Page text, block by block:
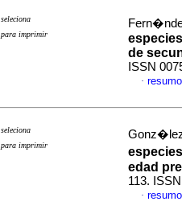
seleciona
para imprimir
de
ISSN
·
seleciona
para imprimir
edad
113.
·